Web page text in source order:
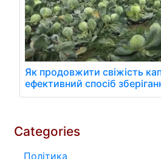
Як продовжити свіжість
ефективний спосіб
Categories
Політика